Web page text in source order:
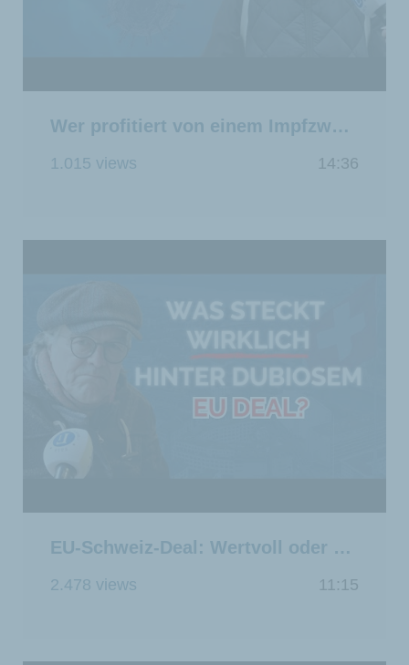
Wer profitiert von einem Impfzwang: Der Bürger oder der Staat?
1.015 views 14:36
EU-Schweiz-Deal: Wertvoll oder das Ende der freien Schweiz?
2.478 views 11:15